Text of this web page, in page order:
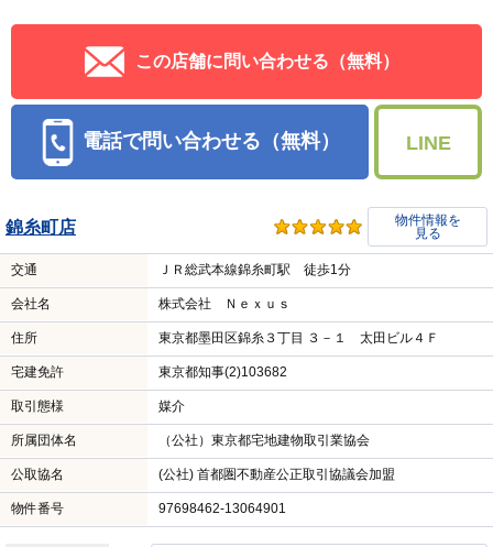
この店舗に問い合わせる（無料）
電話で問い合わせる（無料） LINE
錦糸町店
物件情報を
見る
交通 ＪＲ総武本線錦糸町駅 徒歩1分
会社名 株式会社 Ｎｅｘｕｓ
住所 東京都墨田区錦糸３丁目 ３－１ 太田ビル４Ｆ
宅建免許 東京都知事(2)103682
取引態様 媒介
所属団体名 （公社）東京都宅地建物取引業協会
公取協名 (公社) 首都圏不動産公正取引協議会加盟
物件番号 97698462-13064901